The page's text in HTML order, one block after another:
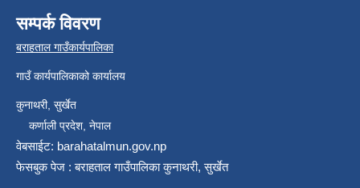
सम्पर्क विवरण
बराहताल गाउँकार्यपालिका
गाउँ कार्यपालिकाको कार्यालय
कुनाथरी, सुर्खेत
कर्णाली प्रदेश, नेपाल
वेबसाईट: barahatalmun.gov.np
फेसबुक पेज : बराहताल गाउँपालिका कुनाथरी, सुर्खेत